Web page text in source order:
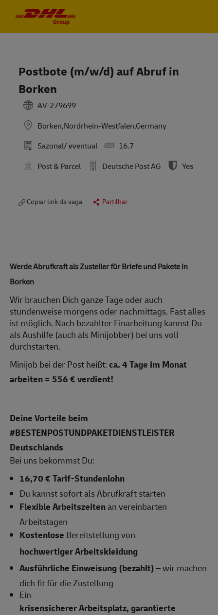
Postbote (m/w/d) auf Abruf in
Borken
AV-279699
Borken,Nordrhein-Westfalen,Germany
Sazonal/ eventual
16.7
Post & Parcel
Deutsche Post AG Yes
Copiar link da vaga Partilhar
Werde Abrufkraft als Zusteller für Briefe und Pakete in
Borken
Wir brauchen Dich ganze Tage oder auch
stundenweise morgens oder nachmittags. Fast alles
ist möglich. Nach bezahlter Einarbeitung kannst Du
als Aushilfe (auch als Minijobber) bei uns voll
durchstarten.
Minijob bei der Post heißt:ca.4 Tage im Monat
arbeiten = 556 € verdient!
Deine Vorteile beim
#BESTENPOSTUNDPAKETDIENSTLEISTER
Deutschlands
Bei uns bekommst Du:
16,70 € Tarif-Stundenlohn
Du kannst sofort als Abrufkraft starten
Flexible Arbeitszeitenan vereinbarten
Arbeitstagen
Kostenlose Bereitstellung von
hochwertiger Arbeitskleidung
Ausführliche Einweisung (bezahlt)– wir machen
dich fit für die Zustellung
Ein
krisensicherer Arbeitsplatz, garantierte